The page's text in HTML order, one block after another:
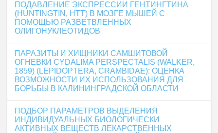
ПОДАВЛЕНИЕ ЭКСПРЕССИИ ГЕНТИНГТИНА
(HUNTINGTIN, HTT) В МОЗГЕ МЫШЕЙ С
ПОМОЩЬЮ РАЗВЕТВЛЕННЫХ
ОЛИГОНУКЛЕОТИДОВ
ПАРАЗИТЫ И ХИЩНИКИ САМШИТОВОЙ
ОГНЕВКИ CYDALIMA PERSPECTALIS (WALKER,
1859) (LEPIDOPTERA, CRAMBIDAE): ОЦЕНКА
ВОЗМОЖНОСТИ ИХ ИСПОЛЬЗОВАНИЯ ДЛЯ
БОРЬБЫ В КАЛИНИНГРАДСКОЙ ОБЛАСТИ
ПОДБОР ПАРАМЕТРОВ ВЫДЕЛЕНИЯ
ИНДИВИДУАЛЬНЫХ БИОЛОГИЧЕСКИ
АКТИВНЫХ ВЕЩЕСТВ ЛЕКАРСТВЕННЫХ